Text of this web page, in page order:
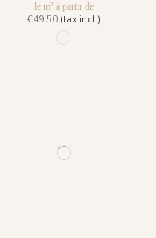
le m² à partir de
€49.50(tax incl.)